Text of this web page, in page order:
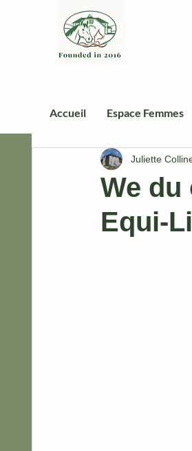
Accueil Espace Femmes
We du
Equi-
Juliette